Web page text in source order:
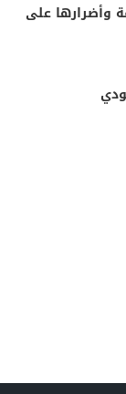
وأضرارها على